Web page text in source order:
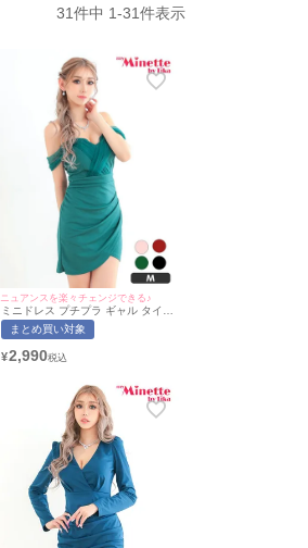
31件中 1-31件表示
ニュアンスを楽々チェンジできる♪
ミニドレス プチプラ ギャル タイト
オフショル セクシー シアー レース
低身長 谷間 背中魅せ 緑 ショルダー
(あおぽん着用/Mサイズ対応) |
まとめ買い対象
¥2,990